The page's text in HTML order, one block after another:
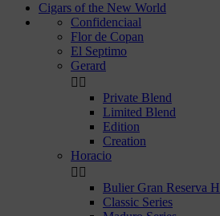
Cigars of the New World
Confidenciaal
Flor de Copan
El Septimo
Gerard
 
Private Blend
Limited Blend
Edition
Creation
Horacio
 
Bulier Gran Reserva H
Classic Series